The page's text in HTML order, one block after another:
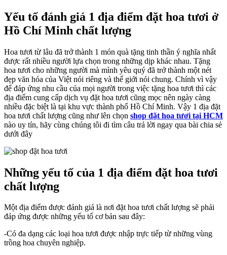
Yếu tố đánh giá 1 địa điểm đặt hoa tươi ở
Hồ Chí Minh chất lượng
Hoa tươi từ lâu đã trở thành 1 món quà tặng tinh thần ý nghĩa nhất
được rất nhiều người lựa chọn trong những dịp khác nhau. Tặng
hoa tươi cho những người mà mình yêu quý đã trở thành một nét
đẹp văn hóa của Việt nói riêng và thế giới nói chung. Chính vì vậy
để đáp ứng nhu cầu của mọi người trong việc tặng hoa tươi thì các
địa điểm cung cấp dịch vụ đặt hoa tươi cũng mọc nên ngày càng
nhiều đặc biệt là tại khu vực thành phố Hồ Chí Minh. Vậy 1 địa đặt
hoa tươi chất lượng cũng như lên chọn shop đặt hoa tươi tại HCM
nào uy tín, hãy cùng chúng tôi đi tìm câu trả lời ngay qua bài chia sẻ
dưới đây
Những yếu tố của 1 địa điểm đặt hoa tươi
chất lượng
Một địa điểm được đánh giá là nơi đặt hoa tươi chất lượng sẽ phải
đáp ứng được những yếu tố cơ bản sau đây:
-Có đa dạng các loại hoa tươi được nhập trực tiếp từ những vùng
trồng hoa chuyên nghiệp.